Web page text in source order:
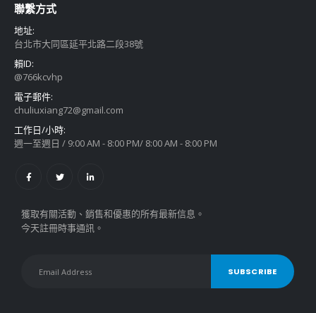
聯繫方式
地址:
台北市大同區延平北路二段38號
賴ID:
@766kcvhp
電子郵件:
chuliuxiang72@gmail.com
工作日/小時:
週一至週日 / 9:00 AM - 8:00 PM/ 8:00 AM - 8:00 PM
獲取有關活動、銷售和優惠的所有最新信息。
今天註冊時事通訊。